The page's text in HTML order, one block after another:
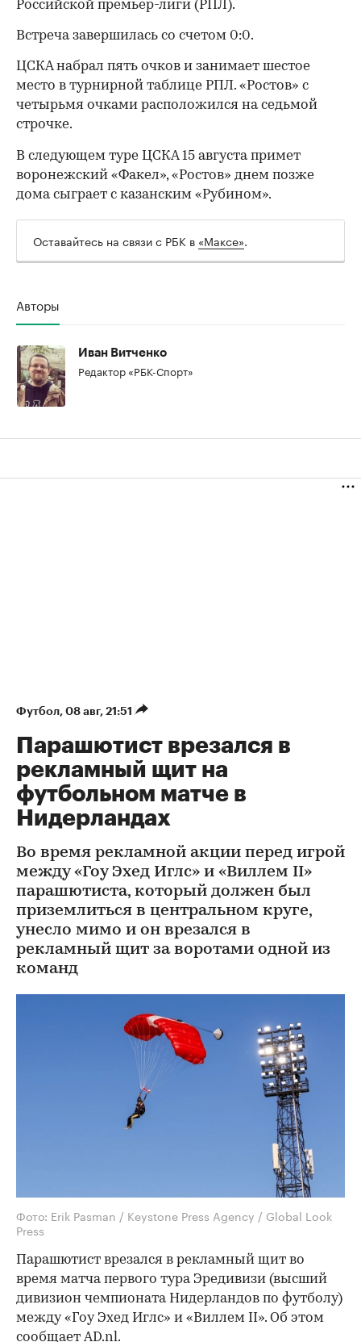
Российской премьер-лиги (РПЛ).
Встреча завершилась со счетом 0:0.
ЦСКА набрал пять очков и занимает шестое
место в турнирной таблице РПЛ. «Ростов» с
четырьмя очками расположился на седьмой
строчке.
В следующем туре ЦСКА 15 августа примет
воронежский «Факел», «Ростов» днем позже
дома сыграет с казанским «Рубином».
Оставайтесь на связи с РБК в «Максе».
Авторы
Иван Витченко
Редактор «РБК-Спорт»
Футбол⁠, 08 авг, 21:51
Парашютист врезался в
рекламный щит на
футбольном матче в
Нидерландах
Во время рекламной акции перед игрой
между «Гоу Эхед Иглс» и «Виллем II»
парашютиста, который должен был
приземлиться в центральном круге,
унесло мимо и он врезался в
рекламный щит за воротами одной из
команд
Фото: Erik Pasman / Keystone Press Agency / Global Look
Press
Парашютист врезался в рекламный щит во
время матча первого тура Эредивизи (высший
дивизион чемпионата Нидерландов по футболу)
между «Гоу Эхед Иглс» и «Виллем II». Об этом
сообщает AD.nl.